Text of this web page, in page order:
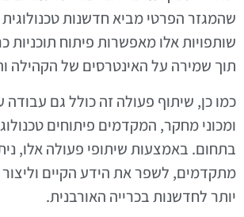
שהמגזר הפרטי מביא חדשנות טכנולוגית
שותפויות אלו מאפשרות פיתוח תוכניות
תוך שמירה על האינטרסים של הקהילה
כמו כן, שיתוף פעולה זה כולל גם עבודה
ומכוני מחקר, המקדמים פיתוחים
בתחום. באמצעות שיתופי פעולה אלו,
מתקדמים, לשפר את הידע הקיים
יותר לחדשנות בכרייה האורבנית.